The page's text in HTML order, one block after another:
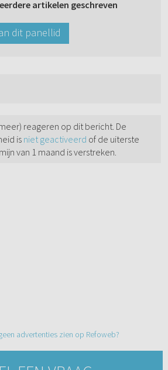
artikelen geschreven
dit panellid
reageren op dit bericht. De
is niet geactiveerd of de uiterste
van 1 maand is verstreken.
advertenties zien op Refoweb?